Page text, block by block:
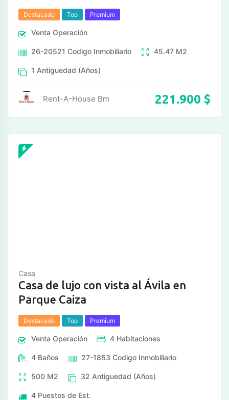
Destacado Top Premium
Venta Operación
26-20521 Codigo Inmobiliario 45.47 M2
1 Antiguedad (Años)
Rent-A-House Bm 221.900 $
Casa
Casa de lujo con vista al Ávila en
Parque Caiza
Destacado Top Premium
Venta Operación 4 Habitaciones
4 Baños 27-1853 Codigo Inmobiliario
500 M2 32 Antiguedad (Años)
4 Puestos de Est.